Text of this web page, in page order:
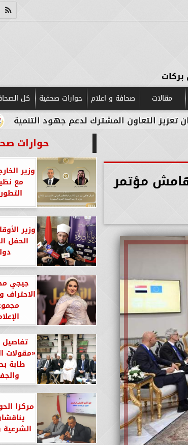
مقالات صحافة و اعلام حوارات صحفية كل
اللاعب المشترك لدعم جهود التنمية
هامش مؤتمر
حوارات
وزير
مع
وزير
الحفل
جيجي
الاحتراف
«مقولات
طابة
مركزا
الشرعية